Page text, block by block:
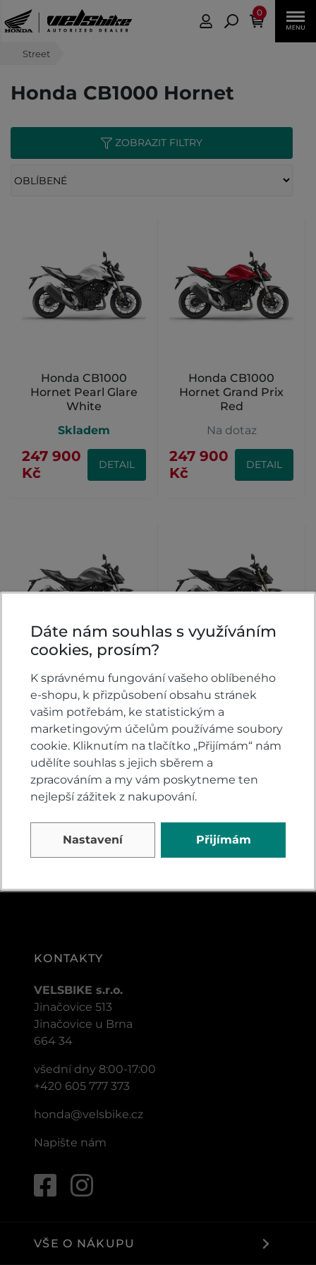
0
Street
Honda CB1000 Hornet
ZOBRAZIT FILTRY
Honda CB1000
Hornet Pearl Glare
White
Skladem
247 900
Kč
DETAIL
Honda CB1000
Hornet Grand Prix
Red
Na dotaz
247 900
Kč
DETAIL
Honda CB1000
Hornet Matte Iridium
Grey Metallic
Na dotaz
247 900
Kč
DETAIL
Honda CB1000
Hornet SP Matte
Ballistic Black
Metallic
Na dotaz
287 900
Kč
KONTAKTY
VELSBIKE s.r.o.
Jinačovice 513
Jinačovice u Brna
664 34
všední dny 8:00-17:00
+420 605 777 373
honda@velsbike.cz
Napište nám
VŠE O NÁKUPU
Dáte nám souhlas s využíváním
cookies, prosím?
K správnému fungování vašeho oblíbeného
e-shopu, k přizpůsobení obsahu stránek
vašim potřebám, ke statistickým a
marketingovým účelům používáme soubory
cookie. Kliknutím na tlačítko „Přijímám“ nám
udělíte souhlas s jejich sběrem a
zpracováním a my vám poskytneme ten
nejlepší zážitek z nakupování.
Nastavení Přijímám